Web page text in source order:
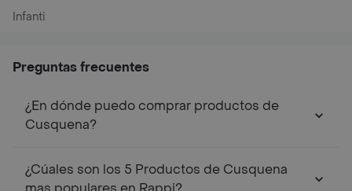
Infanti
Preguntas frecuentes
¿En dónde puedo comprar productos de
Cusquena?
¿Cúales son los 5 Productos de Cusquena